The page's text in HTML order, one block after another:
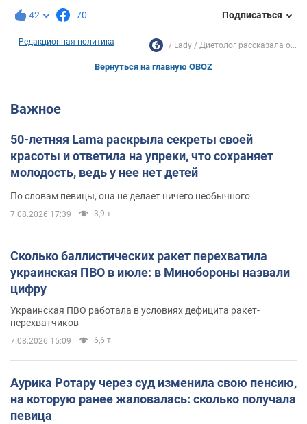
42 70 Подписаться
Редакционная политика Lady Диетолог рассказала о...
Вернуться на главную OBOZ
Важное
50-летняя Lama раскрыла секреты своей
красоты и ответила на упреки, что сохраняет
молодость, ведь у нее нет детей
По словам певицы, она не делает ничего необычного
7.08.2026 17:39 3,9 т.
Сколько баллистических ракет перехватила
украинская ПВО в июле: в Минобороны назвали
цифру
Украинская ПВО работала в условиях дефицита ракет-
перехватчиков
7.08.2026 15:09 6,6 т.
Аурика Ротару через суд изменила свою пенсию,
на которую ранее жаловалась: сколько получала
певица